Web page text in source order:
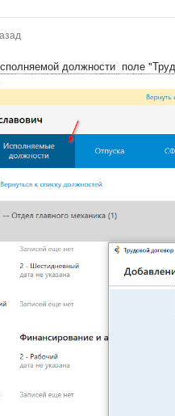
должности поле